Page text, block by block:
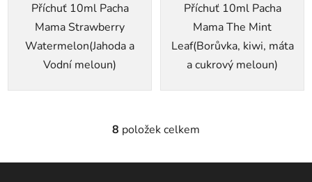
Příchuť 10ml Pacha
Mama Strawberry
Watermelon(Jahoda a
Vodní meloun)
Příchuť 10ml Pacha
Mama The Mint
Leaf(Borůvka, kiwi, máta
a cukrový meloun)
O
l
8 položek celkem